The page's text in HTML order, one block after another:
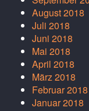
August 2018
Juli 2018
Juni 2018
Mai 2018
April 2018
März 2018
Februar 2018
Januar 2018